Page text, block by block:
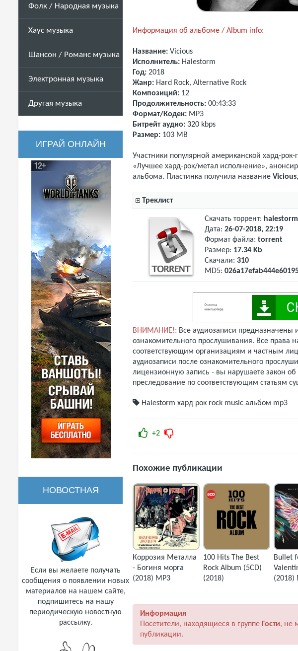
Фолк / Народная музыка
Хаус музыка
Шансон / Романс музыка
Электронная музыка
Другая музыка
ИГРАЙ ОНЛАЙН
НОВОСТНАЯ
РАССЫЛКА
Если вы желаете получать
сообщения о появлении новых
материалов на нашем сайте,
подпишитесь на нашу
периодическую новостную
рассылку.
Информация об альбоме / Album info:
Название: Vicious
Исполнитель: Halestorm
Год: 2018
Жанр: Hard Rock, Alternative Rock
Композиций: 12
Продолжительность: 00:43:33
Формат/Кодек: MP3
Битрейт аудио: 320 kbps
Размер: 103 MB
Участники популярной американской хард-рок-
«Лучшее хард-рок/метал исполнение»,
альбома. Пластинка получила название Vicious
Треклист
Скачать торрент:
Дата: 26-07-2018, 22:19
Формат файла: torrent
Размер: 17.34 Kb
Скачали: 310
MD5:
ВНИМАНИЕ!: Все аудиозаписи предназначены
ознакомительного прослушивания. Все права
соответствующим организациям и частным
аудиозаписи после ознакомительного
лицензионную запись - вы нарушаете закон
преследование по соответствующим статьям
Halestorm хард рок rock music альбом mp3
+2
Похожие публикации
Коррозия Металла
- Богиня морга
(2018) MP3
100 Hits The Best
Rock Album (5CD)
(2018)
Bullet
(2018)
Информация
Посетители, находящиеся в группе Гости, не
публикации.